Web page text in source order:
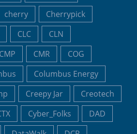
cherry
Cherrypick
CLC
CLN
CMP CMR
COG
Columbus Energy
Creepy Jar
Creotech
Cyber_Folks
DAD